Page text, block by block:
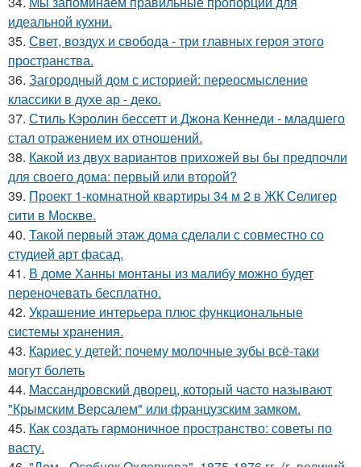
идеальной кухни.
35. Свет, воздух и свобода - три главных героя этого
пространства.
36. Загородный дом с историей: переосмысление
классики в духе ар - деко.
37. Стиль Кэролин бессетт и Джона Кеннеди - младшего
стал отражением их отношений.
38. Какой из двух вариантов прихожей вы бы предпочли
для своего дома: первый или второй?
39. Проект 1-комнатной квартиры 34 м 2 в ЖК Селигер
сити в Москве.
40. Такой первый этаж дома сделали с совместно со
студией арт фасад.
41. В доме Ханны монтаны из малибу можно будет
переночевать бесплатно.
42. Украшение интерьера плюс функциональные
системы хранения.
43. Кариес у детей: почему молочные зубы всё-таки
могут болеть
44. Массандровский дворец, который часто называют
"Крымским Версалем" или французским замком.
45. Как создать гармоничное пространство: советы по
васту.